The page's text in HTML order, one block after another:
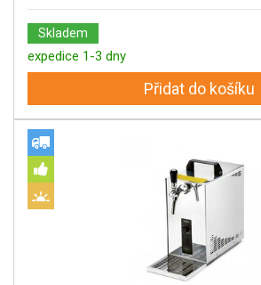
Skladem
expedice 1-3 dny
Přidat do košíku